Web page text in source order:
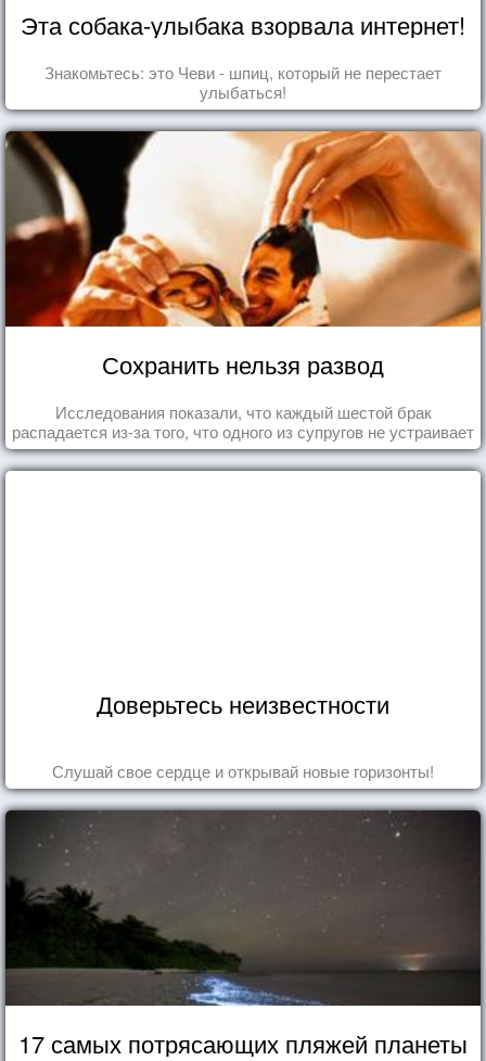
Эта собака-улыбака взорвала интернет!
Знакомьтесь: это Чеви - шпиц, который не перестает
улыбаться!
Сохранить нельзя развод
Исследования показали, что каждый шестой брак
распадается из-за того, что одного из супругов не устраивает
та роль, которая выпала ему в семье.
Доверьтесь неизвестности
Слушай свое сердце и открывай новые горизонты!
17 самых потрясающих пляжей планеты